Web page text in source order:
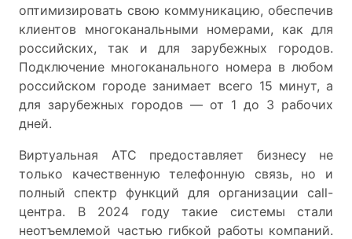
оптимизировать свою коммуникацию, обеспечив
клиентов многоканальными номерами, как для
российских, так и для зарубежных городов.
Подключение многоканального номера в любом
российском городе занимает всего 15 минут, а
для зарубежных городов — от 1 до 3 рабочих
дней.
Виртуальная АТС предоставляет бизнесу не
только качественную телефонную связь, но и
полный спектр функций для организации call-
центра. В 2024 году такие системы стали
неотъемлемой частью гибкой работы компаний.